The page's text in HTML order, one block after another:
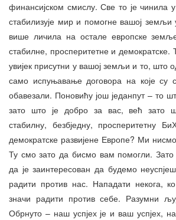
финансијском смислу. Све то је чинила
стабилизује мир и помогне вашој земљи
више личила на остале европске
стабилне, просперитетне и демократске.
увијек присутни у вашој земљи и то, што
само испуњавање договора на које су
обавезали. Поновићу још једанпут – то
зато што је добро за вас, већ зато
стабилну, безбједну, просперитетну
демократске развијене Европе? Ми
Ту смо зато да бисмо вам помогли.
да је заинтересован да будемо
радити против нас. Нападати некога,
значи радити против себе. Разумни
Обрнуто – наш успјех је и ваш успјех,